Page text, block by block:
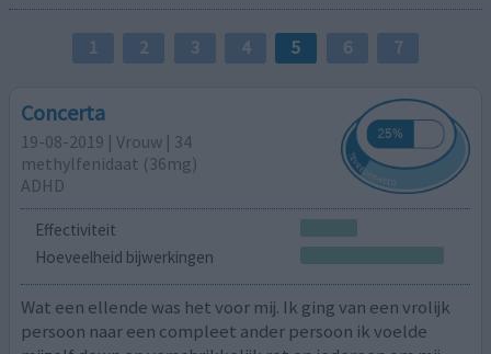
1 2 3 4 5 6 7
Concerta
19-08-2019 | Vrouw | 34
methylfenidaat (36mg)
ADHD
Effectiviteit
Hoeveelheid bijwerkingen
Wat een ellende was het voor mij. Ik ging van een vrolijk
persoon naar een compleet ander persoon ik voelde